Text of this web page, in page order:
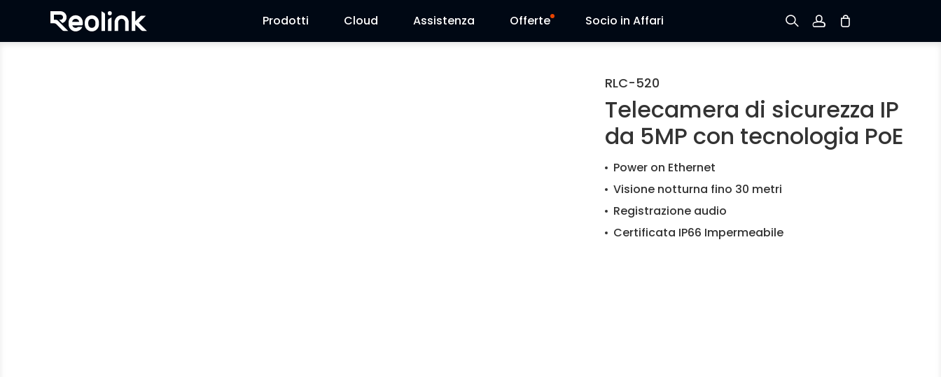
Prodotti Cloud Assistenza Offerte Socio in Affari
Accedi
Verifica lo stato dell’ordine
RLC-520
Telecamera di sicurezza IP
da 5MP con tecnologia PoE
Power on Ethernet
Visione notturna fino 30 metri
Registrazione audio
Certificata IP66 Impermeabile